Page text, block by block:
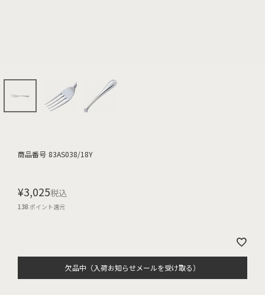
商品番号 83AS038/18Y
¥3,025税込
138ポイント還元
欠品中（入荷お知らせメールを受け取る）